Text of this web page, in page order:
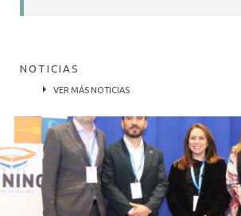
NOTICIAS
VER MÁS NOTICIAS